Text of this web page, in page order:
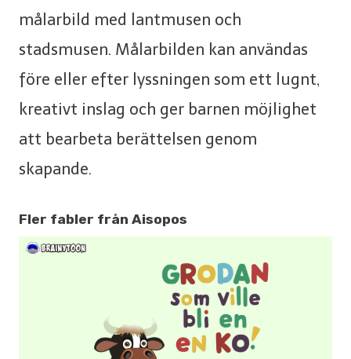
målarbild med lantmusen och
stadsmusen. Målarbilden kan användas
före eller efter lyssningen som ett lugnt,
kreativt inslag och ger barnen möjlighet
att bearbeta berättelsen genom
skapande.
Fler fabler från Aisopos